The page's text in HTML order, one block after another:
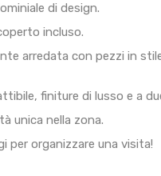
di design.
incluso.
arredata con pezzi in
finiture di lusso e a
unica nella zona.
per organizzare una visita!